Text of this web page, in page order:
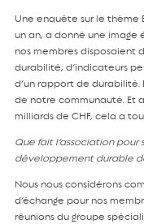
Une enquête sur le thème
un an, a donné une image
nos membres disposaient
durabilité, d’indicateurs
d’un rapport de durabilité.
de notre communauté. Et
milliards de CHF, cela a
Que fait l’association pour
développement durable
Nous nous considérons
d’échange pour nos
réunions du groupe